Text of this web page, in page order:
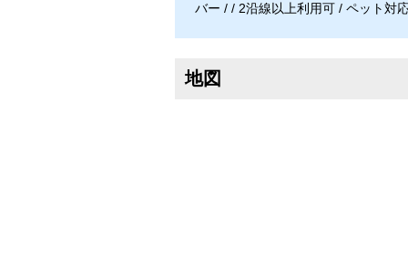
バー / / 2沿線以上利用可 / ペット対
地図